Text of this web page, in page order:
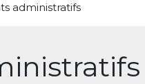
administratifs